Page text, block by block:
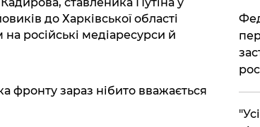
до Харківської області
російські медіаресурси й
фронту зараз нібито вважається